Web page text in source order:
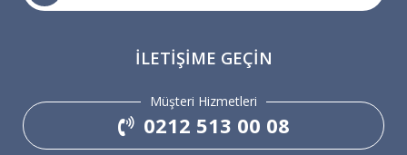
İLETIŞIME GEÇIN
Müşteri Hizmetleri
0212 513 00 08